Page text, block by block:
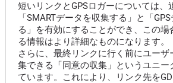
短いリンクとGPSロガーについては、
「SMARTデータを収集する」と「
る」を有効にすることができ、この場
る情報はより詳細なものになります。
さらに、最終リンクに行く前にユーザ
集できる「同意の収集」というユニー
ています。これにより、リンク先を